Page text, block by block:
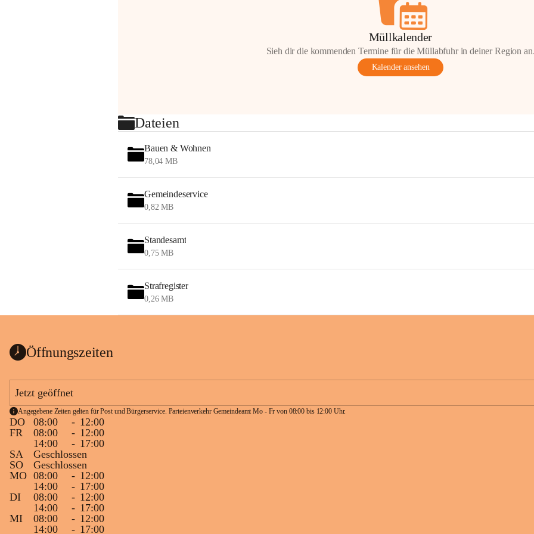
Müllkalender
Sieh dir die kommenden Termine für die Müllabfuhr in deiner Region
Kalender ansehen
Dateien
Bauen & Wohnen
78,04 MB
Gemeindeservice
0,82 MB
Standesamt
0,75 MB
Strafregister
0,26 MB
Öffnungszeiten
Jetzt geöffnet
Angegebene Zeiten gelten für Post und Bürgerservice. Parteienverkehr Gemeindeamt Mo - Fr von 08:00 bis 12:00 Uhr.
DO 08:00 - 12:00
FR
08:00 - 12:00
14:00
- 17:00
SA
Geschlossen
SO
Geschlossen
MO 08:00 - 12:00
14:00
- 17:00
DI
08:00 - 12:00
14:00
- 17:00
MI
08:00 - 12:00
14:00
- 17:00